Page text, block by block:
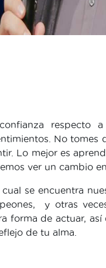
respecto
No tomes
Lo mejor es
ver un cambio
se encuentra
y otras
forma de actuar,
de tu alma.